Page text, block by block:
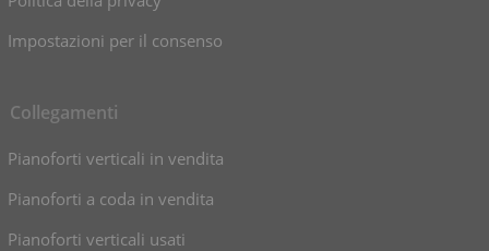
Impostazioni per il consenso
Collegamenti
Pianoforti verticali in vendita
Pianoforti a coda in vendita
Pianoforti verticali usati